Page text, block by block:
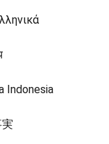
Indonesia